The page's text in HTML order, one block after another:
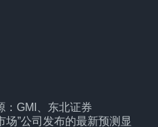
：GMI、东北证券
场”公司发布的最新预测显